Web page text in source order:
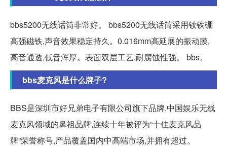
bbs5200无线话筒非常好。 bbs5200无线话筒采用钕铁硼
高强磁铁,声音效果稳定持久。0.016mm高延展的振动膜,
高音通透,低音浑厚。表面双层工艺,耐腐蚀性强。 bbs。
bbs麦克风是什么牌子?
BBS是深圳市好兄弟电子有限公司旗下品牌,中国娱乐无线
麦克风领域的鼻祖品牌,连续十年被评为“十佳麦克风品
牌”荣誉称号,产品覆盖国内中高端市场,并拥有超过。